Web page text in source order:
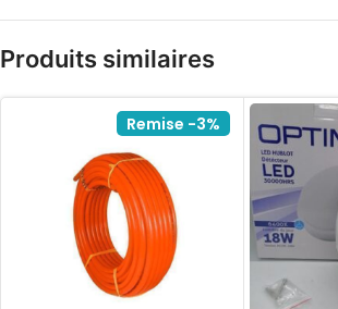
Produits similaires
Remise -3%